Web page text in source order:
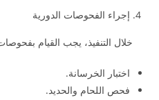
إجراء الفحوصات الدورية
خلال التنفيذ، يجب القيام
اختبار الخرسانة.
فحص اللحام والحديد.